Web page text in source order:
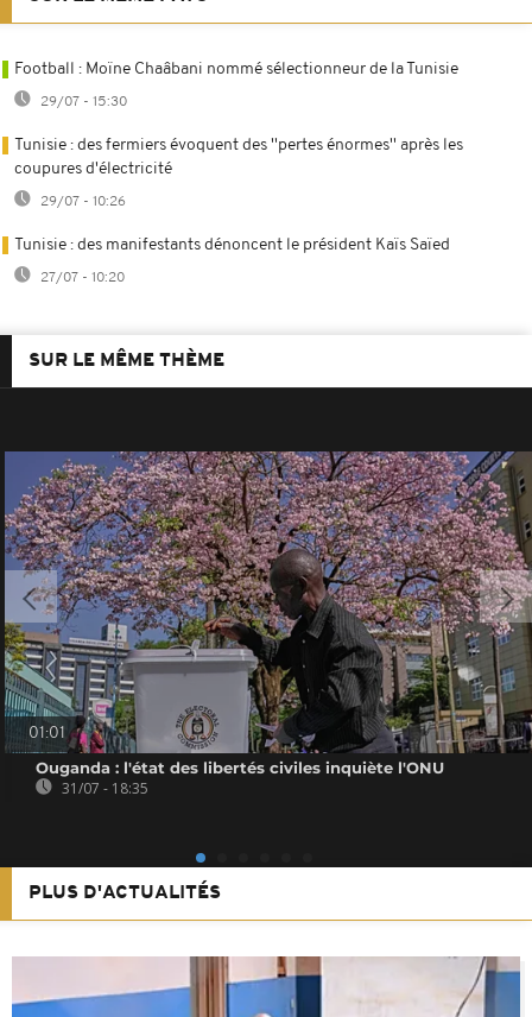
Football : Moïne Chaâbani nommé sélectionneur de la Tunisie
29/07 - 15:30
Tunisie : des fermiers évoquent des ''pertes énormes'' après les
coupures d'électricité
29/07 - 10:26
Tunisie : des manifestants dénoncent le président Kaïs Saïed
27/07 - 10:20
SUR LE MÊME THÈME
01:01
Ouganda : l'état des libertés civiles inquiète l'ONU
31/07 - 18:35
PLUS D'ACTUALITÉS